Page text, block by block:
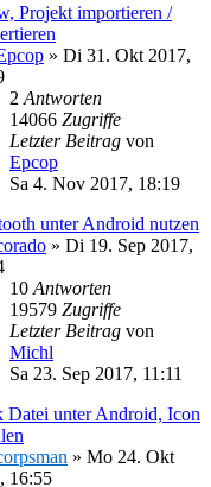
Projekt importieren /
» Di 31. Okt 2017,
2 Antworten
14066 Zugriffe
Letzter Beitrag von
Epcop
Sa 4. Nov 2017, 18:19
unter Android nutzen
» Di 19. Sep 2017,
10 Antworten
19579 Zugriffe
Letzter Beitrag von
Michl
Sa 23. Sep 2017, 11:11
Datei unter Android, Icon
» Mo 24. Okt
16:55